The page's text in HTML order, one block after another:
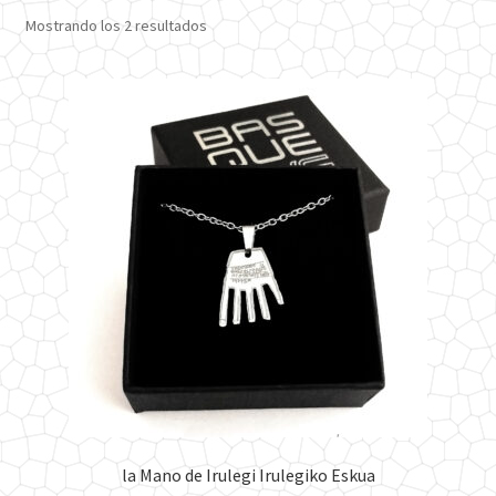
Mostrando los 2 resultadosOrdenado
por
los
la Mano de Irulegi Irulegiko Eskua